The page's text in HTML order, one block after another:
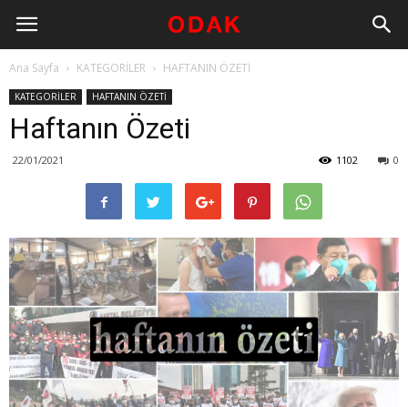
Ana Sayfa KATEGORİLER HAFTANIN ÖZETİ
KATEGORİLER HAFTANIN ÖZETİ
Haftanın Özeti
22/01/2021 0
1102